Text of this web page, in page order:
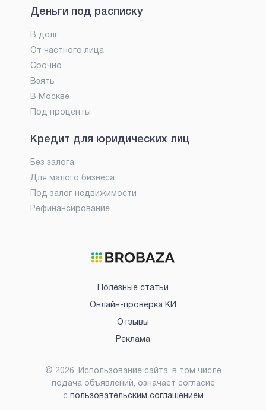
Деньги под расписку
В долг
От частного лица
Срочно
Взять
В Москве
Под проценты
Кредит для юридических лиц
Без залога
Для малого бизнеса
Под залог недвижимости
Рефинансирование
Полезные статьи
Онлайн-проверка КИ
Отзывы
Реклама
© 2026. Использование сайта, в том числе
подача объявлений, означает согласие
с пользовательским соглашением